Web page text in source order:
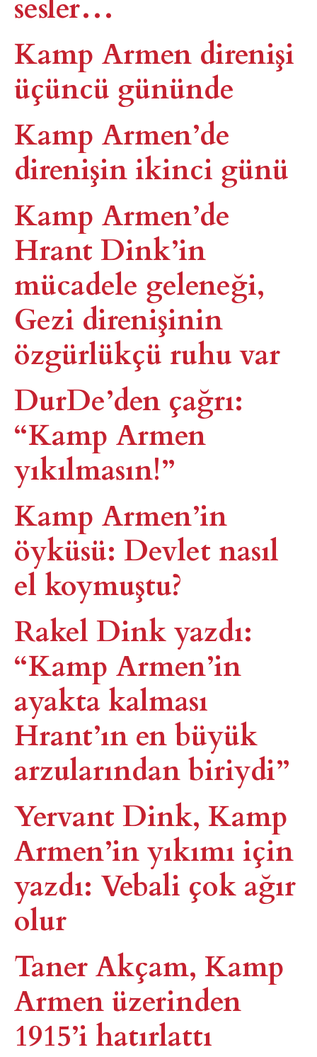
Kamp Armen direnişi
üçüncü gününde
Kamp Armen’de
direnişin ikinci günü
Kamp Armen’de
Hrant Dink’in
mücadele geleneği,
Gezi direnişinin
özgürlükçü ruhu var
DurDe’den çağrı:
“Kamp Armen
yıkılmasın!”
Kamp Armen’in
öyküsü: Devlet nasıl
el koymuştu?
Rakel Dink yazdı:
“Kamp Armen’in
ayakta kalması
Hrant’ın en büyük
arzularından biriydi”
Yervant Dink, Kamp
Armen’in yıkımı için
yazdı: Vebali çok ağır
olur
Taner Akçam, Kamp
Armen üzerinden
1915’i hatırlattı